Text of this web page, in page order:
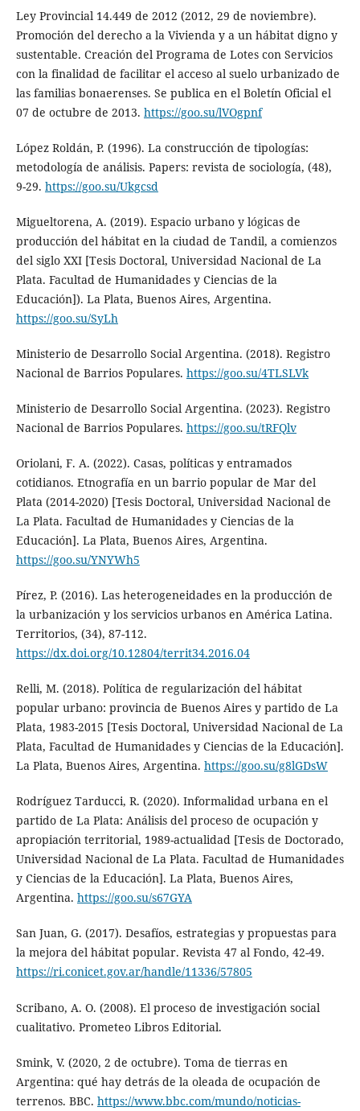
Ley Provincial 14.449 de 2012 (2012, 29 de noviembre).
Promoción del derecho a la Vivienda y a un hábitat digno y
sustentable. Creación del Programa de Lotes con Servicios
con la finalidad de facilitar el acceso al suelo urbanizado de
las familias bonaerenses. Se publica en el Boletín Oficial el
07 de octubre de 2013. https://goo.su/lVOgpnf
López Roldán, P. (1996). La construcción de tipologías:
metodología de análisis. Papers: revista de sociología, (48),
9-29. https://goo.su/Ukgcsd
Migueltorena, A. (2019). Espacio urbano y lógicas de
producción del hábitat en la ciudad de Tandil, a comienzos
del siglo XXI [Tesis Doctoral, Universidad Nacional de La
Plata. Facultad de Humanidades y Ciencias de la
Educación]). La Plata, Buenos Aires, Argentina.
https://goo.su/SyLh
Ministerio de Desarrollo Social Argentina. (2018). Registro
Nacional de Barrios Populares. https://goo.su/4TLSLVk
Ministerio de Desarrollo Social Argentina. (2023). Registro
Nacional de Barrios Populares. https://goo.su/tRFQlv
Oriolani, F. A. (2022). Casas, políticas y entramados
cotidianos. Etnografía en un barrio popular de Mar del
Plata (2014-2020) [Tesis Doctoral, Universidad Nacional de
La Plata. Facultad de Humanidades y Ciencias de la
Educación]. La Plata, Buenos Aires, Argentina.
https://goo.su/YNYWh5
Pírez, P. (2016). Las heterogeneidades en la producción de
la urbanización y los servicios urbanos en América Latina.
Territorios, (34), 87-112.
https://dx.doi.org/10.12804/territ34.2016.04
Relli, M. (2018). Política de regularización del hábitat
popular urbano: provincia de Buenos Aires y partido de La
Plata, 1983-2015 [Tesis Doctoral, Universidad Nacional de La
Plata, Facultad de Humanidades y Ciencias de la Educación].
La Plata, Buenos Aires, Argentina. https://goo.su/g8lGDsW
Rodríguez Tarducci, R. (2020). Informalidad urbana en el
partido de La Plata: Análisis del proceso de ocupación y
apropiación territorial, 1989-actualidad [Tesis de Doctorado,
Universidad Nacional de La Plata. Facultad de Humanidades
y Ciencias de la Educación]. La Plata, Buenos Aires,
Argentina. https://goo.su/s67GYA
San Juan, G. (2017). Desafíos, estrategias y propuestas para
la mejora del hábitat popular. Revista 47 al Fondo, 42-49.
https://ri.conicet.gov.ar/handle/11336/57805
Scribano, A. O. (2008). El proceso de investigación social
cualitativo. Prometeo Libros Editorial.
Smink, V. (2020, 2 de octubre). Toma de tierras en
Argentina: qué hay detrás de la oleada de ocupación de
terrenos. BBC. https://www.bbc.com/mundo/noticias-